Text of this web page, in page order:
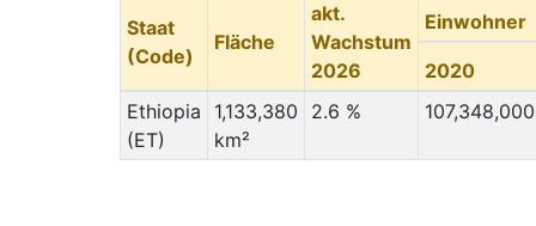
Staat
(Code)
Fläche
akt.
Wachstum
2026
Einwohner
2020
Ethiopia
(ET)
1,133,380
km²
2.6 % 107,348,000